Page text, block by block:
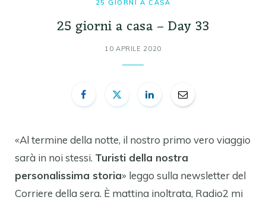
25 GIORNI A CASA
25 giorni a casa – Day 33
10 APRILE 2020
«Al termine della notte, il nostro primo vero viaggio
sarà in noi stessi. Turisti della nostra
personalissima storia» leggo sulla newsletter del
Corriere della sera. È mattina inoltrata, Radio2 mi